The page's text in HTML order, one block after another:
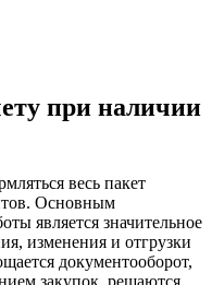
при наличии
весь пакет
Основным
является значительное
изменения и отгрузки
документооборот,
закупок, решаются